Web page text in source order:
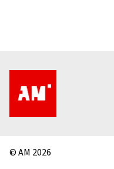
© AM 2026